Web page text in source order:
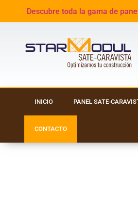
Descubre toda la gama de
INICIO PANEL SATE-
CONTACTO